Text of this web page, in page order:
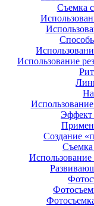
Съемка
Использование
Эффект
Создание
Использование